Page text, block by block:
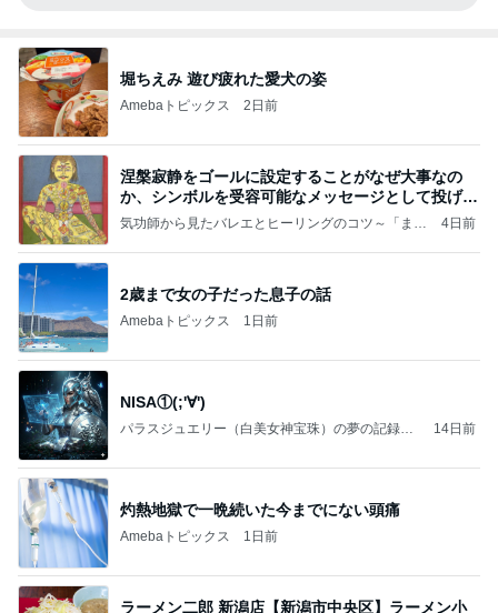
堀ちえみ 遊び疲れた愛犬の姿
Amebaトピックス 2日前
涅槃寂静をゴールに設定することがなぜ大事なの
か、シンボルを受容可能なメッセージとして投げる
ことが
気功師から見たバレエとヒーリングのコツ～「まと
4日前
2歳まで女の子だった息子の話
Amebaトピックス 1日前
NISA①(;'∀')
パラスジュエリー（白美女神宝珠）の夢の記録
14日前
灼熱地獄で一晩続いた今までにない頭痛
Amebaトピックス 1日前
ラーメン二郎 新潟店【新潟市中央区】ラーメン小